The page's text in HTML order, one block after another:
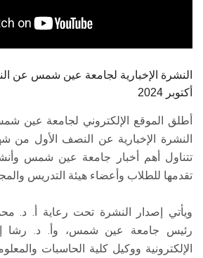
سجل الان
النشرة الإخبارية لجامعة عين شمس عن
أكتوبر 2024
أطلق الموقع الإلكتروني لجامعة عين
تتناول أهم أخبار جامعة عين شمس
تقدمها للطلاب وأعضاء هيئة التدريس
ويأتي إصدار النشرة تحت رعاية أ. د.
رئيس جامعة عين شمس، وأ. د. رشا
الإلكترونية ووكيل كلية الحاسبات